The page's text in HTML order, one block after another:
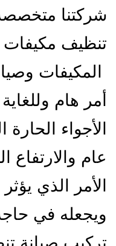
شركتنا
تنظيف
المكيفات
أمر هام
الأجواء
عام والارتفاع
الأمر الذي
ويجعله في